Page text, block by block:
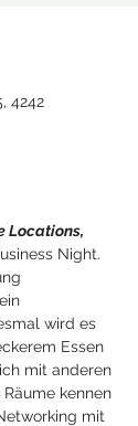
4242
Locations,
Night.
wird es
Essen
mit anderen
kennen
mit